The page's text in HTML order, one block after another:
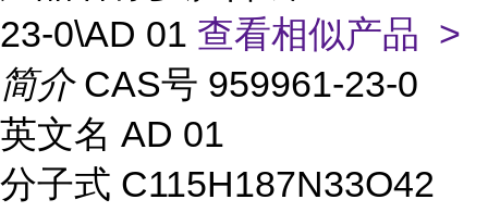
23-0\AD 01 查看相似产品 >
简介 CAS号 959961-23-0
英文名 AD 01
分子式 C115H187N33O42